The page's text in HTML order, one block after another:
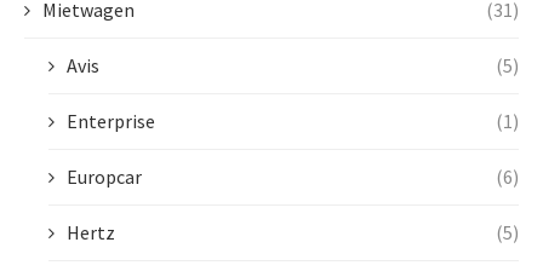
Mietwagen (31)
Avis (5)
Enterprise (1)
Europcar (6)
Hertz (5)